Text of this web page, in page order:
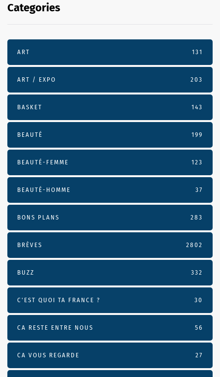
Categories
ART 131
ART / EXPO 203
BASKET 143
BEAUTÉ 199
BEAUTÉ-FEMME 123
BEAUTÉ-HOMME 37
BONS PLANS 283
BRÈVES 2802
BUZZ 332
C'EST QUOI TA FRANCE ? 30
CA RESTE ENTRE NOUS 56
CA VOUS REGARDE 27